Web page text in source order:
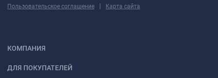
Пользовательское соглашение | Карта сайта
КОМПАНИЯ
ДЛЯ ПОКУПАТЕЛЕЙ